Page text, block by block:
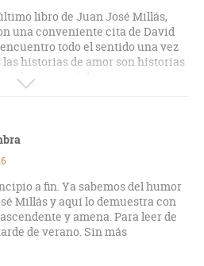
libro de Juan José Millás,
una conveniente cita de David
todo el sentido una vez
las historias de amor son historias
recurso (el protagonista,
según dice- de una voz interior
crea una construcción mental
años, dota de apariencia física y de
Sergio O'Kane, el conductor de
trama (tras ser despedido,
un robo ante el miedo que
vida que eso le supone,
huída perseguido por un guardia
viejo armario), momentos
dejar paso a la publicidad,
presente en el estudio, los
show del estudio de televisión
a fin. Ya sabemos del humor
Millás y aquí lo demuestra con
y amena. Para leer de
de verano. Sin más